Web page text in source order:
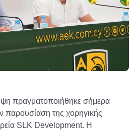
πραγματοποιήθηκε σήμερα
παρουσίαση της χορηγικής
SLK Development. Η